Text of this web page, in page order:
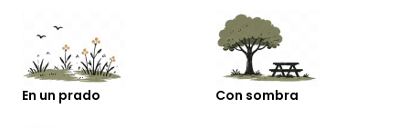
En un prado Con sombra